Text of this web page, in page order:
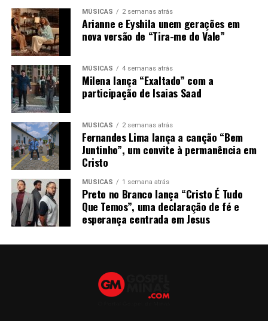
MÚSICAS 2 semanas atrás
Arianne e Eyshila unem gerações em
nova versão de “Tira-me do Vale”
MÚSICAS 4 semanas atrás
Milena lança “Exaltado” com a
participação de Isaias Saad
MÚSICAS 2 semanas atrás
Fernandes Lima lança a canção “Bem
Juntinho”, um convite à permanência em
Cristo
MÚSICAS 1 semana atrás
Preto no Branco lança “Cristo É Tudo
Que Temos”, uma declaração de fé e
esperança centrada em Jesus